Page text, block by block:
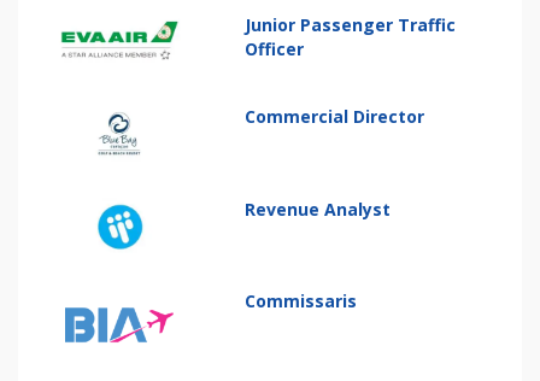
Junior Passenger Traffic
Officer
Commercial Director
Revenue Analyst
Commissaris